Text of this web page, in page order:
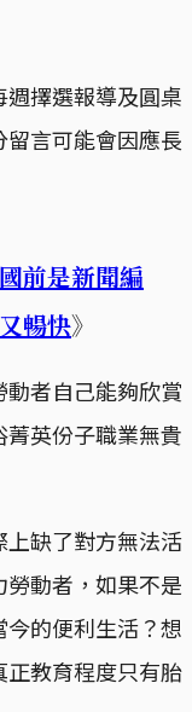
週擇選報導及圓桌
言可能會因應長
前是新聞編
暢快》
者自己能夠欣賞
英份子職業無貴
缺了對方無法活
動者，如果不是
的便利生活？想
教育程度只有胎